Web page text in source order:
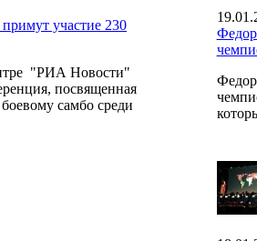
участие 230
"РИА Новости"
посвященная
самбо среди
Федор
Федор